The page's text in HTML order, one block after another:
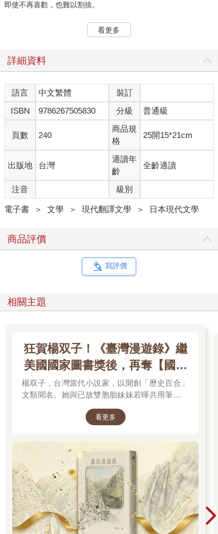
即使不再喜歡，也難以割捨。
聯絡方式、照片都沒能刪除，就這樣等著天亮。
明知沒有希望，
依然拚命找話題傳訊息給你，
也到此為止。
黑色的手機螢幕卻映照出自己淚痕斑駁，
好狼狽。
再見了，這世上我最喜歡的人。
看更多
詳細資料
語言 中文繁體
裝訂
ISBN
9786267505830 分級 普通級
頁數 240
商品規
格
25開15*21cm
出版地 台灣
適讀年
齡
全齡適讀
注音 級別
電子書 ＞ 文學 ＞ 現代翻譯文學 ＞ 日本現代文學
商品評價
寫評價
相關主題
狂賀楊双子！《臺灣漫遊錄》繼
美國國家圖書獎後，再奪【國際
布克獎】
楊双子，台灣當代小說家，以開創「歷史百合」
文類聞名。她與已故雙胞胎妹妹若暉共用筆名，
入女性同性情誼。其長篇小說《臺灣漫遊錄》透
續斬獲美國國家圖書獎與英國國際布克獎，寫下
華語文學歷史新紀錄，成功讓世界聽見台灣的身
世。
看更多